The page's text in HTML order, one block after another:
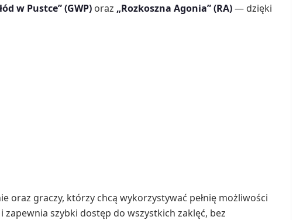
w Pustce” (GWP) oraz „Rozkoszna Agonia” (RA)— dzięki
graczy, którzy chcą wykorzystywać pełnię możliwości
zapewnia szybki dostęp do wszystkich zaklęć, bez